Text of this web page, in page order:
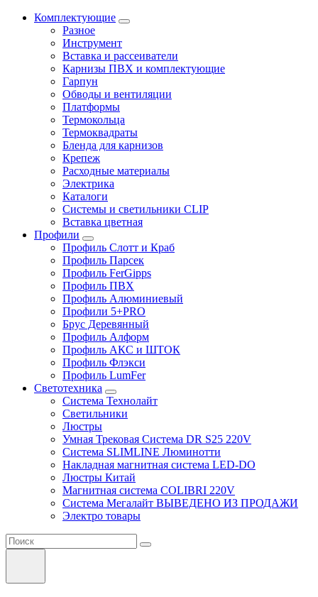
Комплектующие
Разное
Инструмент
Вставка и рассеиватели
Карнизы ПВХ и комплектующие
Гарпун
Обводы и вентиляции
Платформы
Термокольца
Термоквадраты
Бленда для карнизов
Крепеж
Расходные материалы
Электрика
Каталоги
Системы и светильники CLIP
Вставка цветная
Профили
Профиль Слотт и Краб
Профиль Парсек
Профиль FerGipps
Профиль ПВХ
Профиль Алюминиевый
Профили 5+PRO
Брус Деревянный
Профиль Алформ
Профиль АКС и ШТОК
Профиль Флэкси
Профиль LumFer
Светотехника
Система Технолайт
Светильники
Люстры
Умная Трековая Система DR S25 220V
Система SLIMLINE Люминотти
Накладная магнитная система LED-DO
Люстры Китай
Магнитная система COLIBRI 220V
Система Мегалайт ВЫВЕДЕНО ИЗ ПРОДАЖИ
Электро товары